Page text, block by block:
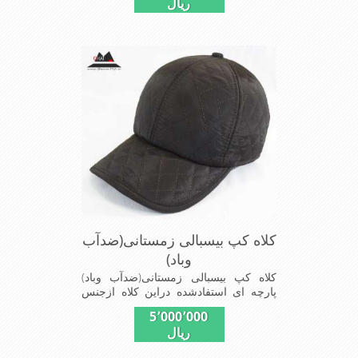
استفاده می شودبا آستر ضخیم که مناسب
ومناسب افرادخوش پوش جنس
عالی,دوخت مناسب,سبکی, خوش فرمی
ازدیگرخصوصیات این کلاه می باشند
کلاه کپ بیسبالی زمستانی(ضدآب
وباد)
کلاه کپ بیسبالی زمستانی(ضدآب وباد)
پارچه ای استفادشده دراین کلاه ازجنس
ازجنس شمعی برای دوخت کاپشن بارانی
استفاده می شودبا آستر ضخیم که مناسب
5٬000٬000
ریال